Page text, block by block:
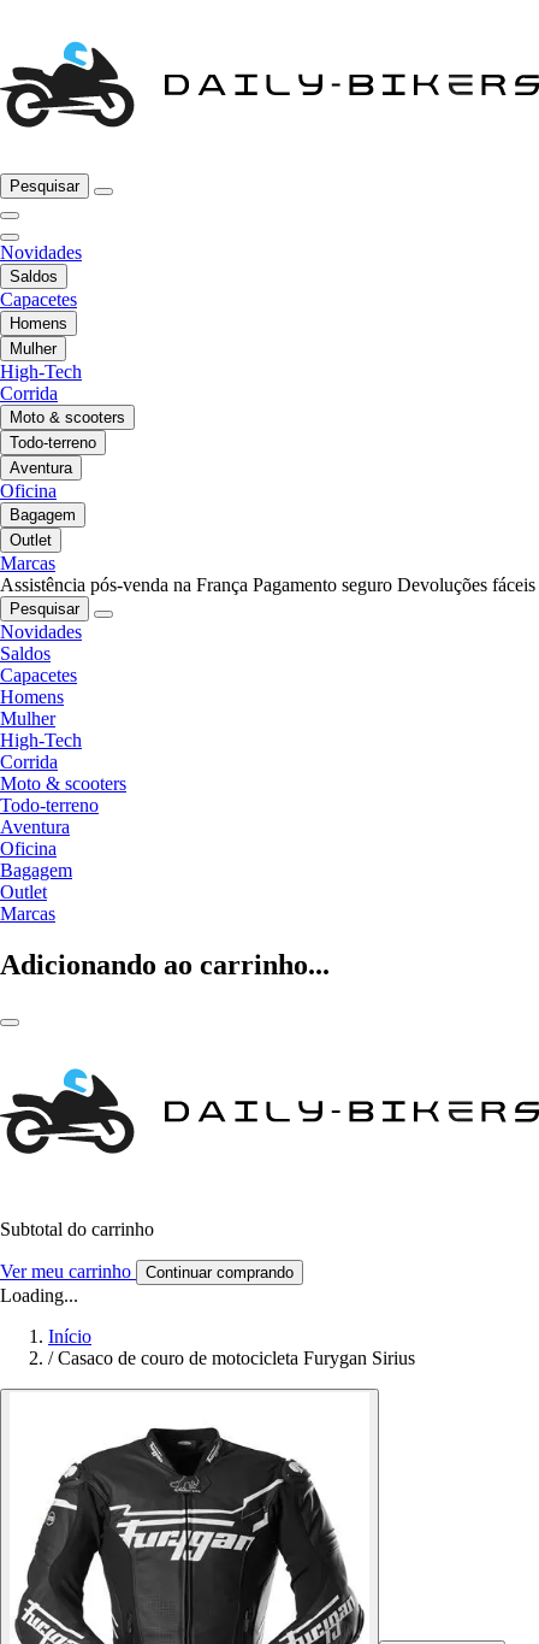
Pesquisar
Novidades
Saldos
Capacetes
Homens
Mulher
High-Tech
Corrida
Moto & scooters
Todo-terreno
Aventura
Oficina
Bagagem
Outlet
Marcas
Assistência pós-venda na França Pagamento seguro Devoluções fáceis
Pesquisar
Novidades
Saldos
Capacetes
Homens
Mulher
High-Tech
Corrida
Moto & scooters
Todo-terreno
Aventura
Oficina
Bagagem
Outlet
Marcas
Adicionando ao carrinho...
Subtotal do carrinho
Ver meu carrinho Continuar comprando
Loading...
Início
/ Casaco de couro de motocicleta Furygan Sirius